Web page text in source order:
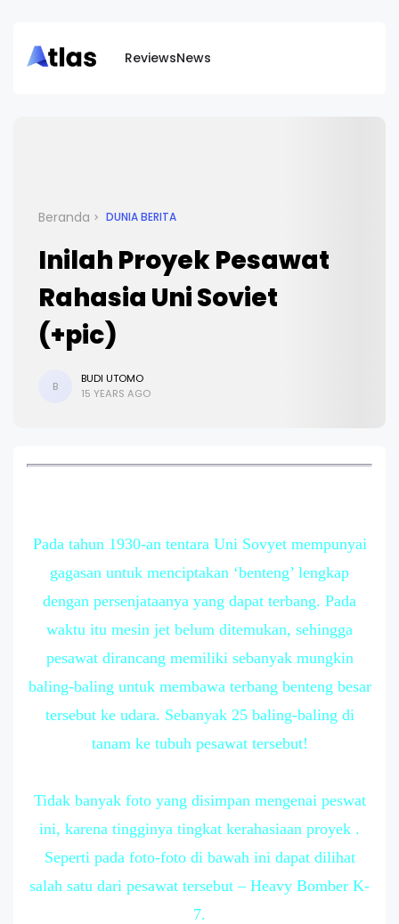
ReviewsNews
Beranda DUNIA BERITA
Inilah Proyek Pesawat
Rahasia Uni Soviet
(+pic)
B
BUDI UTOMO
15 YEARS AGO
Pada tahun 1930-an tentara Uni Sovyet mempunyai
gagasan untuk menciptakan ‘benteng’ lengkap
dengan persenjataanya yang dapat terbang. Pada
waktu itu mesin jet belum ditemukan, sehingga
pesawat dirancang memiliki sebanyak mungkin
baling-baling untuk membawa terbang benteng besar
tersebut ke udara. Sebanyak 25 baling-baling di
tanam ke tubuh pesawat tersebut!
Tidak banyak foto yang disimpan mengenai peswat
ini, karena tingginya tingkat kerahasiaan proyek .
Seperti pada foto-foto di bawah ini dapat dilihat
salah satu dari pesawat tersebut – Heavy Bomber K-
7.